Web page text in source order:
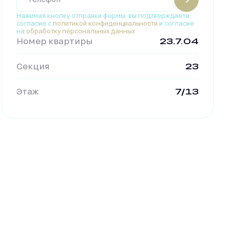
Нажимая кнопку отправки формы, вы подтверждаете
согласие с политикой конфиденциальности и согласие
на обработку персональных данных
Номер квартиры 23.7.04
Секция 23
Этаж 7/13